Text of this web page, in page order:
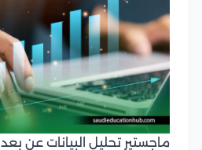
ماجستير تحليل البيانات عن بعد